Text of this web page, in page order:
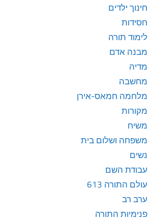
חינוך ילדים
חסידות
לימוד תורה
מבנה אדם
מדיה
מחשבה
מלחמה חמאס-אירן
מקורות
משיח
משפחה ושלום בית
נשים
עבודת השם
עולם התורה 613
ערב רב
פנימיות התורה